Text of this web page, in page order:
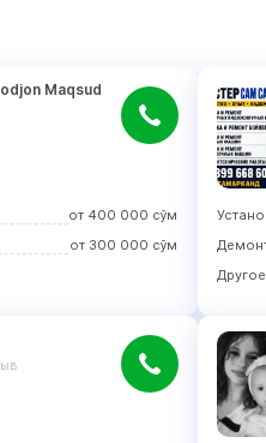
Maqsud
от 400 000 сўм
от 300 000 сўм
Другое